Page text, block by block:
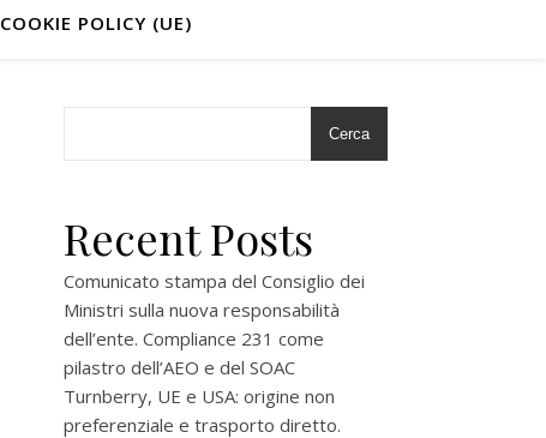
COOKIE POLICY (UE)
Cerca
Recent Posts
Comunicato stampa del Consiglio dei
Ministri sulla nuova responsabilità
dell’ente. Compliance 231 come
pilastro dell’AEO e del SOAC
Turnberry, UE e USA: origine non
preferenziale e trasporto diretto.